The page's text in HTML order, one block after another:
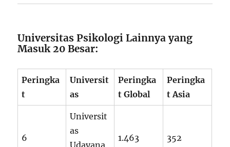
Universitas Psikologi Lainnya yang
Masuk 20 Besar:
Peringka
t
Universit
as
Peringka
t Global
Peringka
t Asia
6
Universit
as
Udayana
1.463 352